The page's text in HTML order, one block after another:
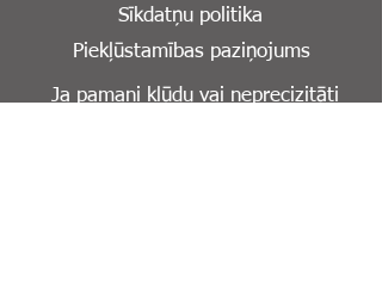
Sīkdatņu politika
Piekļūstamības paziņojums
Ja pamani kļūdu vai neprecizitāti